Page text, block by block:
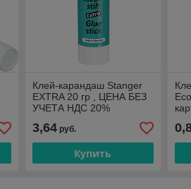
Клей-карандаш Stanger
EXTRA 20 гр , ЦЕНА БЕЗ
УЧЕТА НДС 20%
3,64руб.
Купить